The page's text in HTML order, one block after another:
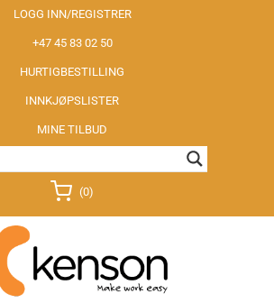
LOGG INN/REGISTRER
+47 45 83 02 50
HURTIGBESTILLING
INNKJØPSLISTER
MINE TILBUD
(0)